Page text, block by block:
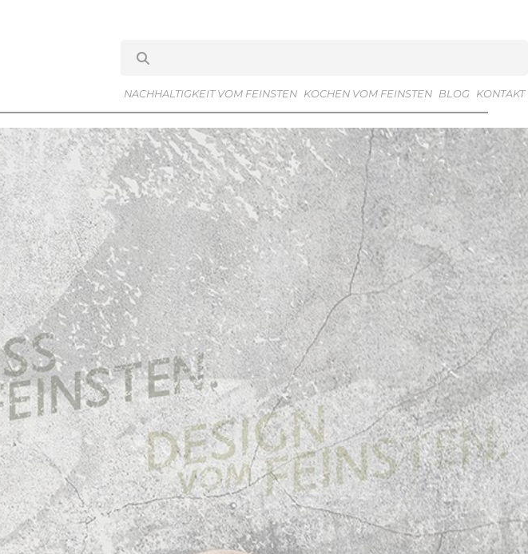
NACHHALTIGKEIT VOM FEINSTEN KOCHEN VOM FEINSTEN BLOG KONTAKT